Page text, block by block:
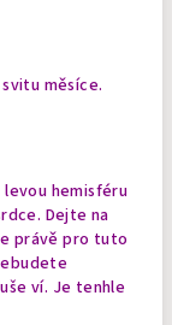
měsíce.
hemisféru
Dejte na
právě pro tuto
ví. Je tenhle